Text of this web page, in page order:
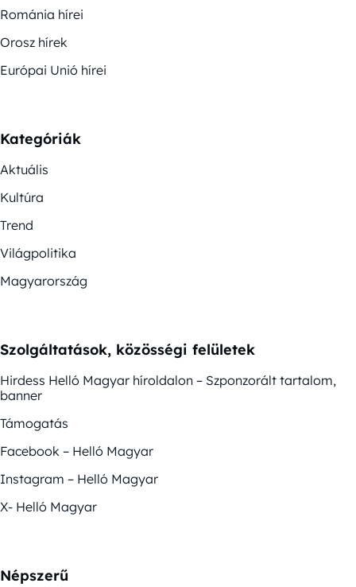
Románia hírei
Orosz hírek
Európai Unió hírei
Kategóriák
Aktuális
Kultúra
Trend
Világpolitika
Magyarország
Szolgáltatások, közösségi felületek
Hirdess Helló Magyar híroldalon – Szponzorált tartalom,
banner
Támogatás
Facebook – Helló Magyar
Instagram – Helló Magyar
X- Helló Magyar
Népszerű